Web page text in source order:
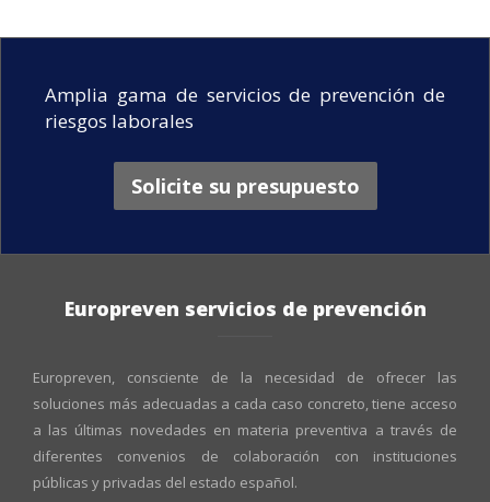
Amplia gama de servicios de prevención de
riesgos laborales
Solicite su presupuesto
Europreven servicios de prevención
Europreven, consciente de la necesidad de ofrecer las
soluciones más adecuadas a cada caso concreto, tiene acceso
a las últimas novedades en materia preventiva a través de
diferentes convenios de colaboración con instituciones
públicas y privadas del estado español.